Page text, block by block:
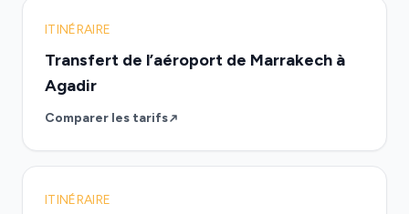
ITINÉRAIRE
Transfert de l’aéroport de Marrakech à
Agadir
Comparer les tarifs
ITINÉRAIRE